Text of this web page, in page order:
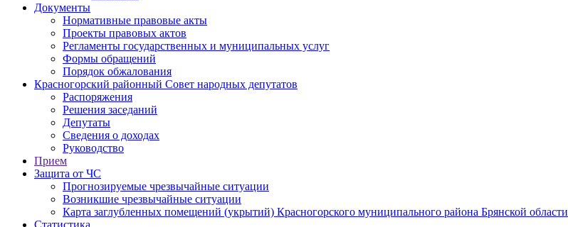
Документы
Нормативные правовые акты
Проекты правовых актов
Регламенты государственных и муниципальных услуг
Формы обращений
Порядок обжалования
Красногорский районный Совет народных депутатов
Распоряжения
Решения заседаний
Депутаты
Сведения о доходах
Руководство
Прием
Защита от ЧС
Прогнозируемые чрезвычайные ситуации
Возникшие чрезвычайные ситуации
Карта заглубленных помещений (укрытий) Красногорского муниципального района Брянской области
Статистика